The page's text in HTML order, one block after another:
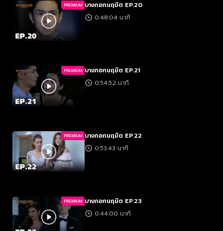
PREMIUM บางกอกนฤมิต EP.20
0:48:04 นาที
PREMIUM บางกอกนฤมิต EP.21
0:54:52 นาที
PREMIUM บางกอกนฤมิต EP.22
0:53:43 นาที
PREMIUM บางกอกนฤมิต EP.23
0:44:00 นาที